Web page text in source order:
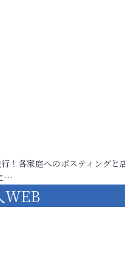
！各家庭へのポスティングと
…
WEB